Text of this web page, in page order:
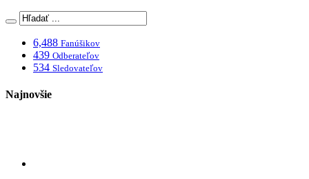
6,488 Fanúšikov
439 Odberateľov
534 Sledovateľov
Najnovšie